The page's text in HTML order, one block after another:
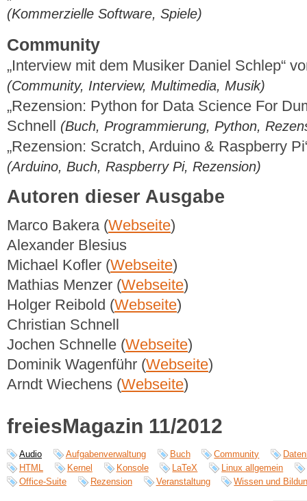
(Kommerzielle Software, Spiele)
Community
„Interview mit dem Musiker Daniel Schlep“
(Community, Interview, Multimedia, Musik)
„Rezension: Python for Data Science For
Schnell (Buch, Programmierung, Python,
„Rezension: Scratch, Arduino & Raspberry
(Arduino, Buch, Raspberry Pi, Rezension)
Autoren dieser Ausgabe
Marco Bakera (Webseite)
Alexander Blesius
Michael Kofler (Webseite)
Mathias Menzer (Webseite)
Holger Reibold (Webseite)
Christian Schnell
Jochen Schnelle (Webseite)
Dominik Wagenführ (Webseite)
Arndt Wiechens (Webseite)
freiesMagazin 11/2012
Audio Aufgabenverwaltung Buch Community
HTML
Kernel Konsole LaTeX Linux allgemein
Office-Suite
Rezension Veranstaltung Wissen und